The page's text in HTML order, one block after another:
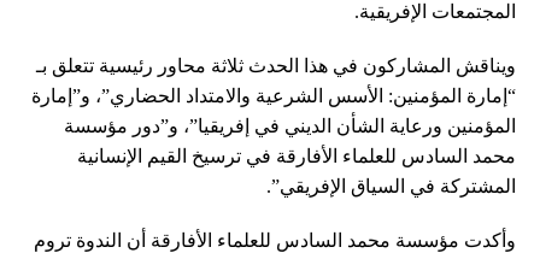
المجتمعات الإفريقية.
ويناقش المشاركون في هذا الحدث ثلاثة محاور رئيسية تتعلق بـ
“إمارة المؤمنين: الأسس الشرعية والامتداد الحضاري”، و”إمارة
المؤمنين ورعاية الشأن الديني في إفريقيا”، و”دور مؤسسة
محمد السادس للعلماء الأفارقة في ترسيخ القيم الإنسانية
المشتركة في السياق الإفريقي”.
وأكدت مؤسسة محمد السادس للعلماء الأفارقة أن الندوة تروم